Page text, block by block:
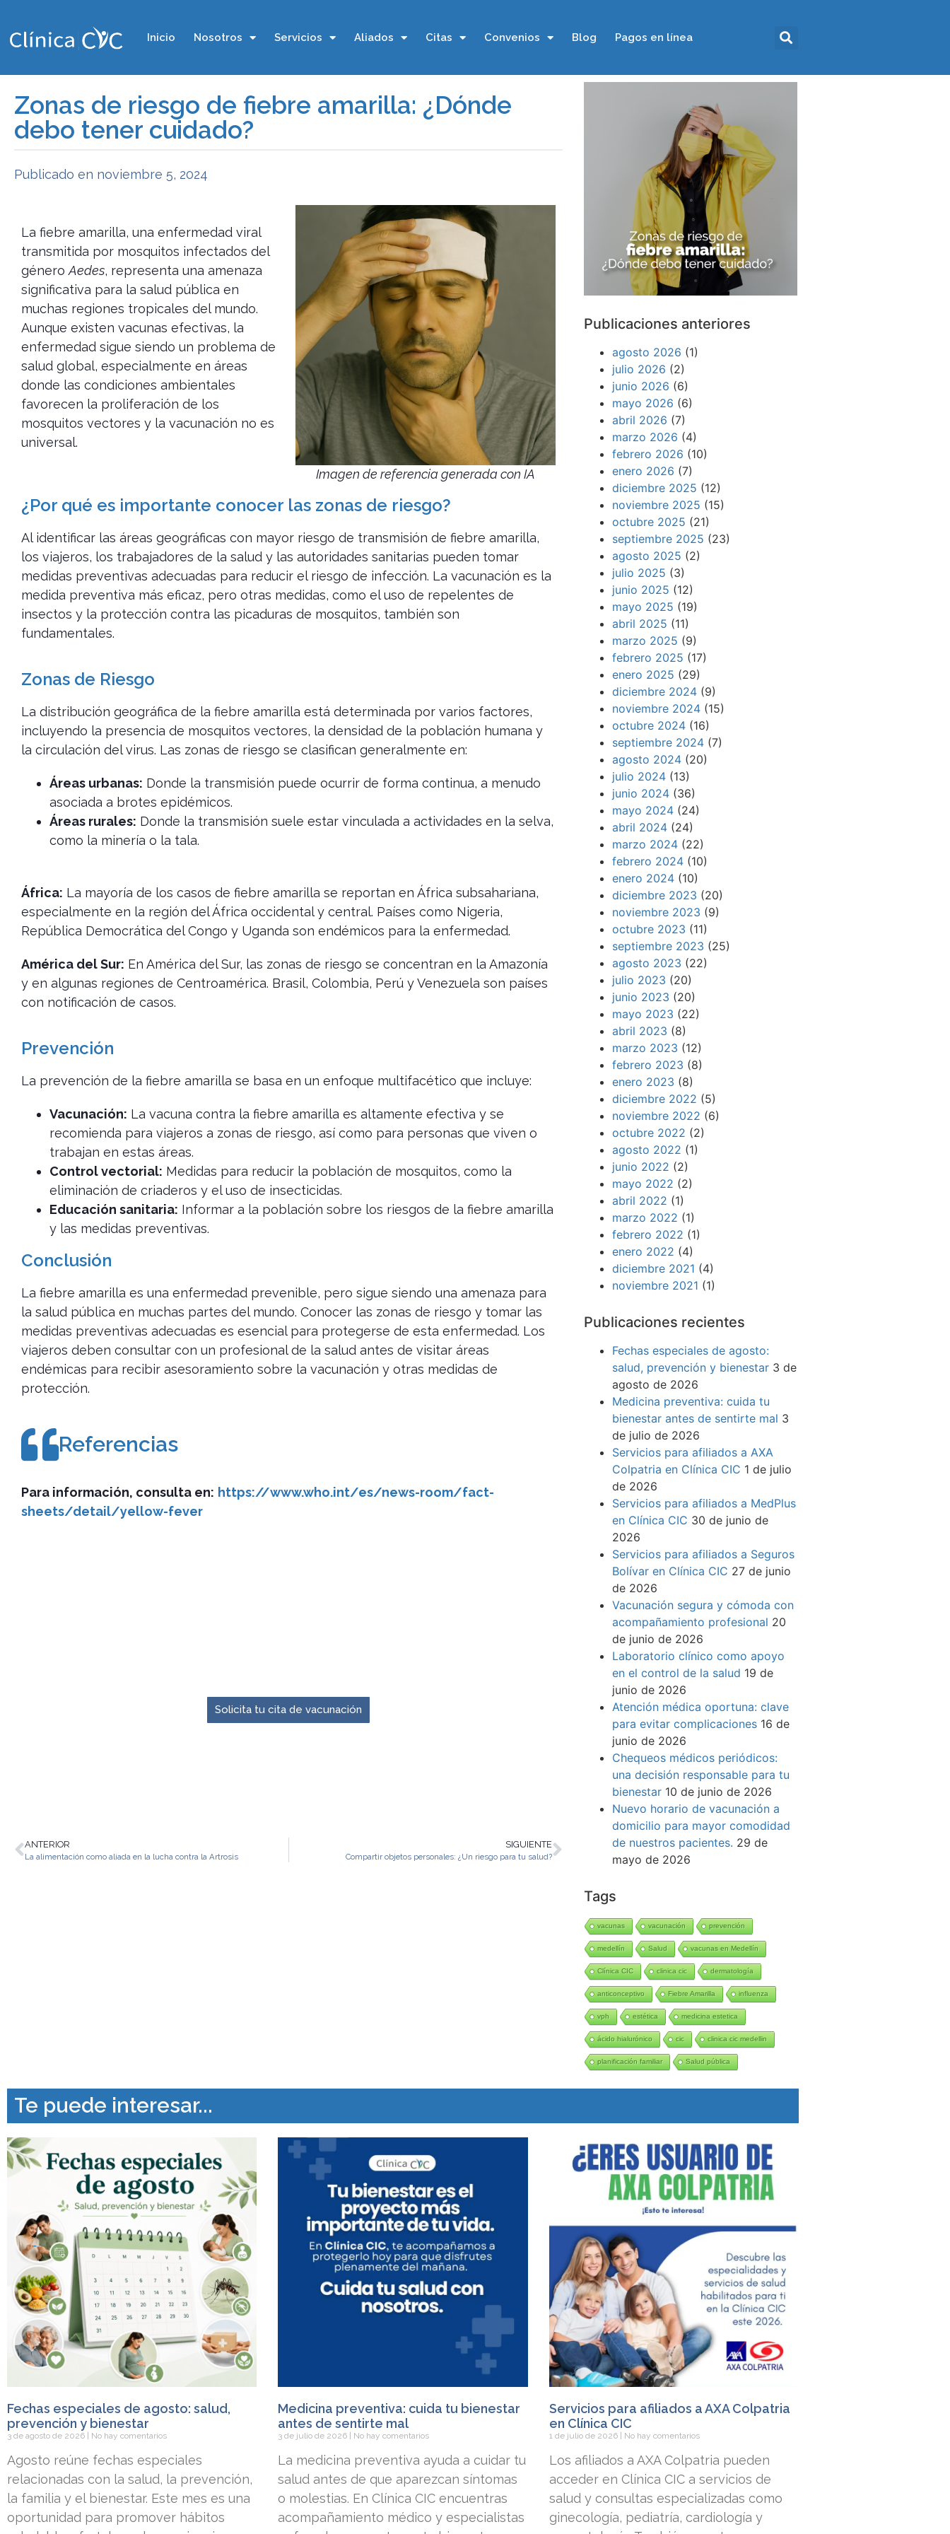
Inicio Nosotros Servicios Aliados Citas Convenios Blog Pagos en línea
Zonas de riesgo de fiebre amarilla: ¿Dónde
debo tener cuidado?
Publicado en noviembre 5, 2024
La fiebre amarilla, una enfermedad viral
transmitida por mosquitos infectados del
género Aedes, representa una amenaza
significativa para la salud pública en
muchas regiones tropicales del mundo.
Aunque existen vacunas efectivas, la
enfermedad sigue siendo un problema de
salud global, especialmente en áreas
donde las condiciones ambientales
favorecen la proliferación de los
mosquitos vectores y la vacunación no es
universal.
Imagen de referencia generada con IA
¿Por qué es importante conocer las zonas de riesgo?
Al identificar las áreas geográficas con mayor riesgo de transmisión de fiebre amarilla,
los viajeros, los trabajadores de la salud y las autoridades sanitarias pueden tomar
medidas preventivas adecuadas para reducir el riesgo de infección. La vacunación es la
medida preventiva más eficaz, pero otras medidas, como el uso de repelentes de
insectos y la protección contra las picaduras de mosquitos, también son
fundamentales.
Zonas de Riesgo
La distribución geográfica de la fiebre amarilla está determinada por varios factores,
incluyendo la presencia de mosquitos vectores, la densidad de la población humana y
la circulación del virus. Las zonas de riesgo se clasifican generalmente en:
Áreas urbanas: Donde la transmisión puede ocurrir de forma continua, a menudo
asociada a brotes epidémicos.
Áreas rurales: Donde la transmisión suele estar vinculada a actividades en la selva,
como la minería o la tala.
África: La mayoría de los casos de fiebre amarilla se reportan en África subsahariana,
especialmente en la región del África occidental y central. Países como Nigeria,
República Democrática del Congo y Uganda son endémicos para la enfermedad.
América del Sur: En América del Sur, las zonas de riesgo se concentran en la Amazonía
y en algunas regiones de Centroamérica. Brasil, Colombia, Perú y Venezuela son países
con notificación de casos.
Prevención
La prevención de la fiebre amarilla se basa en un enfoque multifacético que incluye:
Vacunación: La vacuna contra la fiebre amarilla es altamente efectiva y se
recomienda para viajeros a zonas de riesgo, así como para personas que viven o
trabajan en estas áreas.
Control vectorial: Medidas para reducir la población de mosquitos, como la
eliminación de criaderos y el uso de insecticidas.
Educación sanitaria: Informar a la población sobre los riesgos de la fiebre amarilla
y las medidas preventivas.
Conclusión
La fiebre amarilla es una enfermedad prevenible, pero sigue siendo una amenaza para
la salud pública en muchas partes del mundo. Conocer las zonas de riesgo y tomar las
medidas preventivas adecuadas es esencial para protegerse de esta enfermedad. Los
viajeros deben consultar con un profesional de la salud antes de visitar áreas
endémicas para recibir asesoramiento sobre la vacunación y otras medidas de
protección.
Referencias
Para información, consulta en: https://www.who.int/es/news-room/fact-
sheets/detail/yellow-fever
Solicita tu cita de vacunación
ANTERIOR
La alimentación como aliada en la lucha contra la Artrosis
SIGUIENTE
Compartir objetos personales: ¿Un riesgo para tu salud?
Publicaciones anteriores
agosto 2026 (1)
julio 2026 (2)
junio 2026 (6)
mayo 2026 (6)
abril 2026 (7)
marzo 2026 (4)
febrero 2026 (10)
enero 2026 (7)
diciembre 2025 (12)
noviembre 2025 (15)
octubre 2025 (21)
septiembre 2025 (23)
agosto 2025 (2)
julio 2025 (3)
junio 2025 (12)
mayo 2025 (19)
abril 2025 (11)
marzo 2025 (9)
febrero 2025 (17)
enero 2025 (29)
diciembre 2024 (9)
noviembre 2024 (15)
octubre 2024 (16)
septiembre 2024 (7)
agosto 2024 (20)
julio 2024 (13)
junio 2024 (36)
mayo 2024 (24)
abril 2024 (24)
marzo 2024 (22)
febrero 2024 (10)
enero 2024 (10)
diciembre 2023 (20)
noviembre 2023 (9)
octubre 2023 (11)
septiembre 2023 (25)
agosto 2023 (22)
julio 2023 (20)
junio 2023 (20)
mayo 2023 (22)
abril 2023 (8)
marzo 2023 (12)
febrero 2023 (8)
enero 2023 (8)
diciembre 2022 (5)
noviembre 2022 (6)
octubre 2022 (2)
agosto 2022 (1)
junio 2022 (2)
mayo 2022 (2)
abril 2022 (1)
marzo 2022 (1)
febrero 2022 (1)
enero 2022 (4)
diciembre 2021 (4)
noviembre 2021 (1)
Publicaciones recientes
Fechas especiales de agosto:
salud, prevención y bienestar 3 de
agosto de 2026
Medicina preventiva: cuida tu
bienestar antes de sentirte mal 3
de julio de 2026
Servicios para afiliados a AXA
Colpatria en Clínica CIC 1 de julio
de 2026
Servicios para afiliados a MedPlus
en Clínica CIC 30 de junio de
2026
Servicios para afiliados a Seguros
Bolívar en Clínica CIC 27 de junio
de 2026
Vacunación segura y cómoda con
acompañamiento profesional 20
de junio de 2026
Laboratorio clínico como apoyo
en el control de la salud 19 de
junio de 2026
Atención médica oportuna: clave
para evitar complicaciones 16 de
junio de 2026
Chequeos médicos periódicos:
una decisión responsable para tu
bienestar 10 de junio de 2026
Nuevo horario de vacunación a
domicilio para mayor comodidad
de nuestros pacientes. 29 de
mayo de 2026
Tags
vacunas vacunación prevención
medellín Salud vacunas en Medellín
Clínica CIC clinica cic dermatología
anticonceptivo Fiebre Amarilla influenza
vph estética medicina estetica
ácido hialurónico cic clinica cic medellin
planificación familiar Salud pública
Te puede interesar...
Fechas especiales de agosto: salud,
prevención y bienestar
3 de agosto de 2026 No hay comentarios
Agosto reúne fechas especiales
relacionadas con la salud, la prevención,
la familia y el bienestar. Este mes es una
oportunidad para promover hábitos
Medicina preventiva: cuida tu bienestar
antes de sentirte mal
3 de julio de 2026 No hay comentarios
La medicina preventiva ayuda a cuidar tu
salud antes de que aparezcan síntomas
o molestias. En Clínica CIC encuentras
acompañamiento médico y especialistas
Servicios para afiliados a AXA Colpatria
en Clínica CIC
1 de julio de 2026 No hay comentarios
Los afiliados a AXA Colpatria pueden
acceder en Clínica CIC a servicios de
salud y consultas especializadas como
ginecología, pediatría, cardiología y